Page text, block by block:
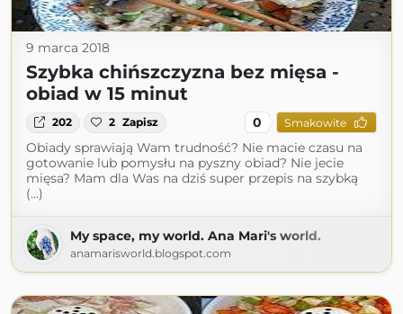
9 marca 2018
Szybka chińszczyzna bez mięsa -
obiad w 15 minut
202 2 Zapisz 0 Smakowite
Obiady sprawiają Wam trudność? Nie macie czasu na
gotowanie lub pomysłu na pyszny obiad? Nie jecie
mięsa? Mam dla Was na dziś super przepis na szybką
(...)
My space, my world. Ana Mari's world.
anamarisworld.blogspot.com